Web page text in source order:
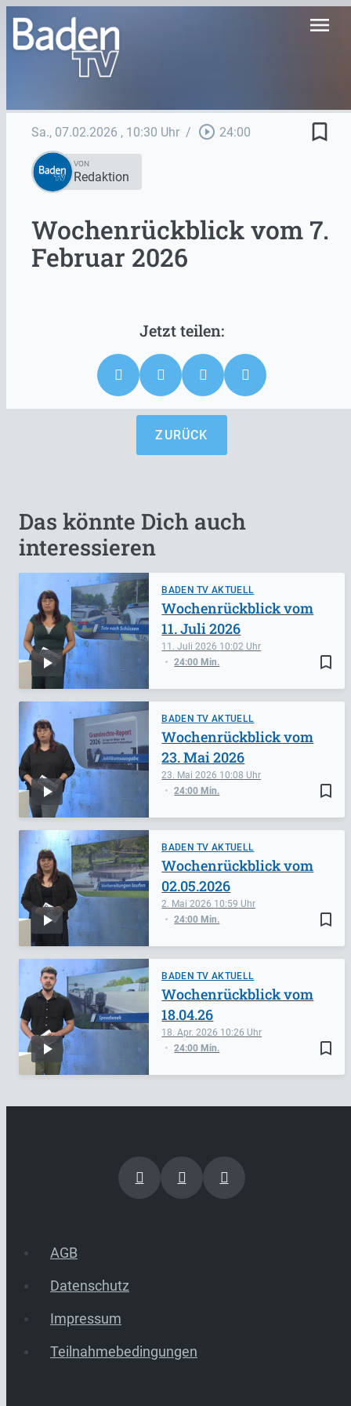
menu
Sa., 07.02.2026 , 10:30 Uhr / play_circle_outline 24:00 bookmark_border
VON
Redaktion
Wochenrückblick vom 7.
Februar 2026
ZURÜCK
Das könnte Dich auch
interessieren
BADEN TV AKTUELL
bookmark_border
11. Juli 2026 10:02
24:00 Min.
Wochenrückblick vom
11. Juli 2026
BADEN TV AKTUELL
bookmark_border
23. Mai 2026 10:08
24:00 Min.
Wochenrückblick vom
23. Mai 2026
BADEN TV AKTUELL
bookmark_border
2. Mai 2026 10:59
24:00 Min.
Wochenrückblick vom
02.05.2026
BADEN TV AKTUELL
bookmark_border
18. Apr. 2026 10:26
24:00 Min.
Wochenrückblick vom
18.04.26
AGB
Datenschutz
Impressum
Teilnahmebedingungen